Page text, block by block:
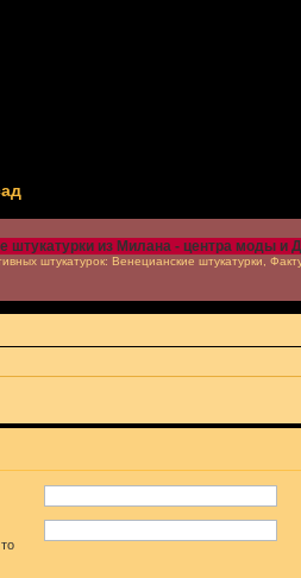
штукатурки из Милана - центра моды и
штукатурок: Венецианские штукатурки,